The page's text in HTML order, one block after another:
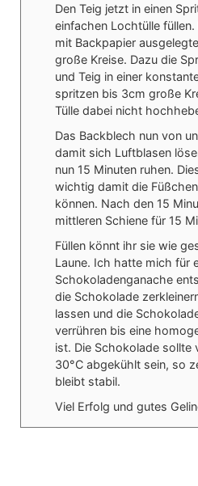
Den Teig jetzt in einen
einfachen Lochtülle
mit Backpapier
große Kreise. Dazu die
und Teig in einer
spritzen bis 3cm große
Tülle dabei nicht
Das Backblech nun von
damit sich Luftblasen
nun 15 Minuten ruhen.
wichtig damit die
können. Nach den 15
mittleren Schiene für 15
Füllen könnt ihr sie wie
Laune. Ich hatte mich für
Schokoladenganache
die Schokolade
lassen und die
verrühren bis eine
ist. Die Schokolade sollte
30°C abgekühlt sein, so
bleibt stabil.
Viel Erfolg und gutes